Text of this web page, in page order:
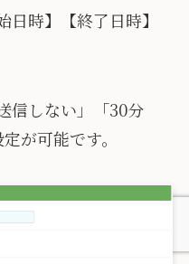
日時】【終了日時】
信しない」「30分
が可能です。